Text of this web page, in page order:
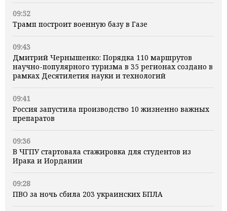
09:52
Трамп построит военную базу в Газе
09:43
Дмитрий Чернышенко: Порядка 110 маршрутов
научно-популярного туризма в 35 регионах создано в
рамках Десятилетия науки и технологий
09:41
Россия запустила производство 10 жизненно важных
препаратов
09:36
В ЧГПУ стартовала стажировка для студентов из
Ирака и Иордании
09:28
ПВО за ночь сбила 203 украинских БПЛА